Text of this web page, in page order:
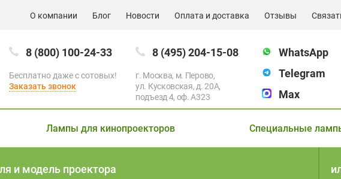
О компании Блог Новости Оплата и доставка Отзывы
8 (800) 100-24-33
Бесплатно даже с сотовых!
Заказать звонок
8 (495) 204-15-08
г. Москва, м. Перово,
ул. Кусковская, д. 20А,
подъезд 4, оф. A323
WhatsApp
Telegram
Max
Лампы для кинопроекторов Специальные
и модель проектора